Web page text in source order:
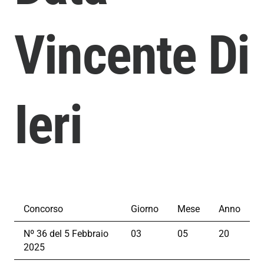
Vincente Di
Ieri
Concorso Giorno Mese Anno
Nº 36 del 5 Febbraio
2025
03 05 20